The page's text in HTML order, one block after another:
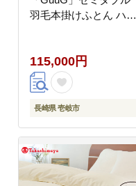
羽毛本掛けふとん ハン
羽毛 布団 本掛け
[JFJ050] 羽毛布団
100000 100000円 10万
円
115,000円
長崎県 壱岐市